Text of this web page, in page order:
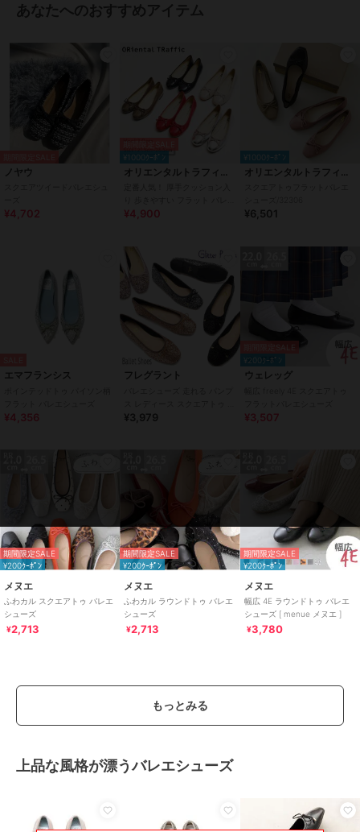
・長さ:26.1cm
・幅:8.4cm
・ヒールの高さ:0.9cm
255サイズ (25.5cm)
・長さ:26.6cm
・ワイズ:23.2cm
・幅:8.5cm
・ワイズ:23.6cm
ヴィヴィアン
VIVIAN COLLECTION
バレエシューズ
性別タイプ
レディース
カラー
ブラックドット1、ゴールドグリ
バーリザード、レッドエナメル、
ブラックPU、ブラックスエード、
ブラックエナメル、ベージュ、ブ
ラウン、グレー、プラチナ、アイ
ボリーコンビ
サイズ 10サイズ展開
エナメル素材(××E)
スエード素材(××S）
グリッター素材(GDG)
型押しPU素材(SVLZ、PY）
商品のお取り扱い方法
特徴
シューズ
アニマル柄/2.5cm未満/
アトゥ
スエード(フェイク含む)
あなたへのおすすめアイテム
ノヤウ
¥4,702
¥1000ｸｰﾎﾟﾝ
シューズ/R-4006
¥4,900
¥1000ｸｰﾎﾟﾝ
¥6,501
エマフランシス
¥4,356
フレグラント
ーヒール ぺたんこ 歩きやすい
¥3,979
¥200ｸｰﾎﾟﾝ
ウェレッグ
¥3,507
期間限定SALE
¥200ｸｰﾎﾟﾝ
メヌエ
ふわカル スクエアトゥ バレエ
シューズ
¥2,713
期間限定SALE
¥200ｸｰﾎﾟﾝ
メヌエ
ふわカル ラウンドトゥ バレエ
シューズ
¥2,713
期間限定SALE
¥200ｸｰﾎﾟﾝ
メヌエ
幅広 4E ラウンドトゥ バレエ
シューズ [ menue メヌエ ]
¥3,780
もっとみる
上品な風格が漂うバレエシューズ